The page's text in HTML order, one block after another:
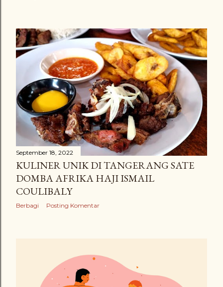
September 18, 2022
KULINER UNIK DI TANGERANG SATE
DOMBA AFRIKA HAJI ISMAIL
COULIBALY
Berbagi Posting Komentar